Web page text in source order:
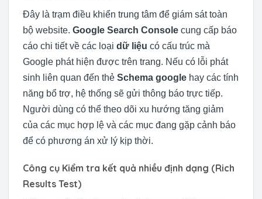
Đây là trạm điều khiển trung tâm để giám sát toàn
bộ website. Google Search Console cung cấp báo
cáo chi tiết về các loại dữ liệu có cấu trúc mà
Google phát hiện được trên trang. Nếu có lỗi phát
sinh liên quan đến thẻ Schema google hay các tính
năng bổ trợ, hệ thống sẽ gửi thông báo trực tiếp.
Người dùng có thể theo dõi xu hướng tăng giảm
của các mục hợp lệ và các mục đang gặp cảnh báo
để có phương án xử lý kịp thời.
Công cụ Kiểm tra kết quả nhiều định dạng (Rich
Results Test)